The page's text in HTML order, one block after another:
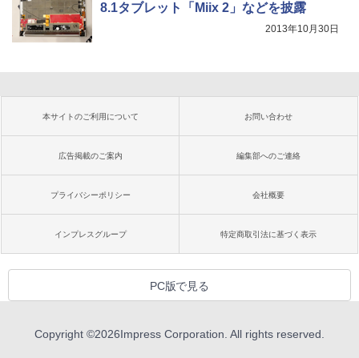
8.1タブレット「Miix 2」などを披露
2013年10月30日
本サイトのご利用について お問い合わせ
広告掲載のご案内 編集部へのご連絡
プライバシーポリシー 会社概要
インプレスグループ 特定商取引法に基づく表示
PC版で見る
Copyright ©2026Impress Corporation. All rights reserved.